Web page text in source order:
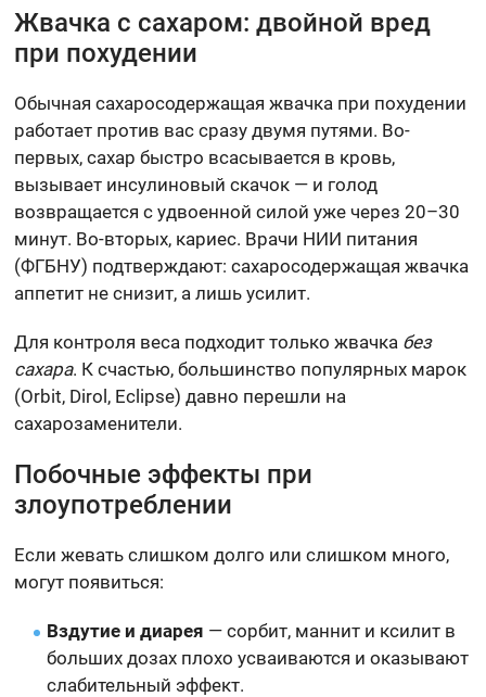
Жвачка с сахаром: двойной вред
при похудении
Обычная сахаросодержащая жвачка при похудении
работает против вас сразу двумя путями. Во-
первых, сахар быстро всасывается в кровь,
вызывает инсулиновый скачок — и голод
возвращается с удвоенной силой уже через 20–30
минут. Во-вторых, кариес. Врачи НИИ питания
(ФГБНУ) подтверждают: сахаросодержащая жвачка
аппетит не снизит, а лишь усилит.
Для контроля веса подходит только жвачка без
сахара. К счастью, большинство популярных марок
(Orbit, Dirol, Eclipse) давно перешли на
сахарозаменители.
Побочные эффекты при
злоупотреблении
Если жевать слишком долго или слишком много,
могут появиться:
Вздутие и диарея — сорбит, маннит и ксилит в
больших дозах плохо усваиваются и оказывают
слабительный эффект.